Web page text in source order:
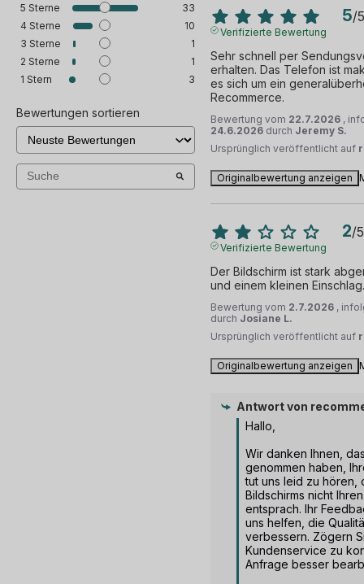
5 Sterne
33
4 Sterne
10
3 Sterne
1
2 Sterne
1
1 Stern 3
Bewertungen sortieren
5/5
Verifizierte Bewertung
Sehr schnell per
erhalten. Das Telefon ist
es sich um ein
Recommerce.
Bewertung vom 22.7.2026 ,
24.6.2026 durch Jeremy S.
Ursprünglich veröffentlicht auf
Originalbewertung anzeigen
2/5
Verifizierte Bewertung
Der Bildschirm ist stark
und einem kleinen Einschlag.
Bewertung vom 2.7.2026 ,
durch Josiane L.
Ursprünglich veröffentlicht auf
Originalbewertung anzeigen
Antwort von
Hallo,
Wir danken Ihnen,
genommen haben,
tut uns leid zu hören,
Bildschirms nicht
entsprach. Ihr
uns helfen, die
verbessern. Zögern
Kundenservice zu
Anfrage besser